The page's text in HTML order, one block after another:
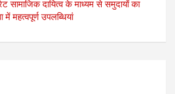
सामाजिक दायित्व के माध्यम से समुदायों का
महत्वपूर्ण उपलब्धियां